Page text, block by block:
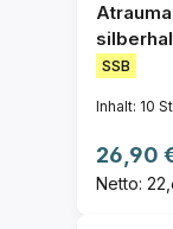
SSB
Inhalt: 10
26,90
Netto: